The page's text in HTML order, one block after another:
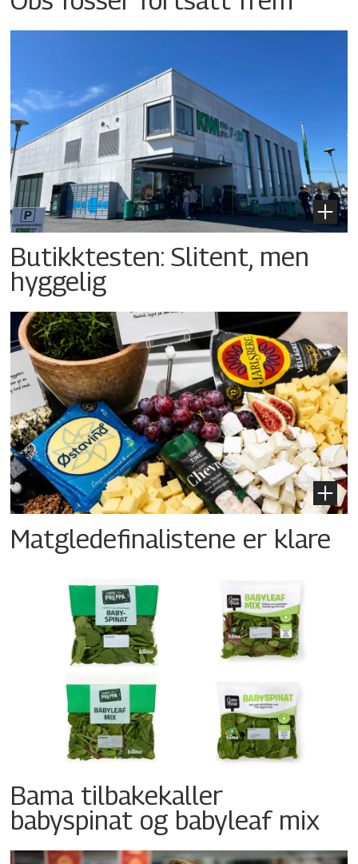
Butikktesten: Slitent, men
hyggelig
Matgledefinalistene er klare
Bama tilbakekaller
babyspinat og babyleaf mix